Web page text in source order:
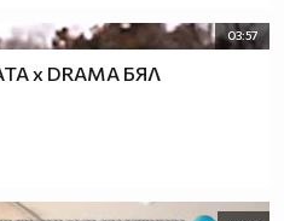
03:57
x DRAMA БЯЛ